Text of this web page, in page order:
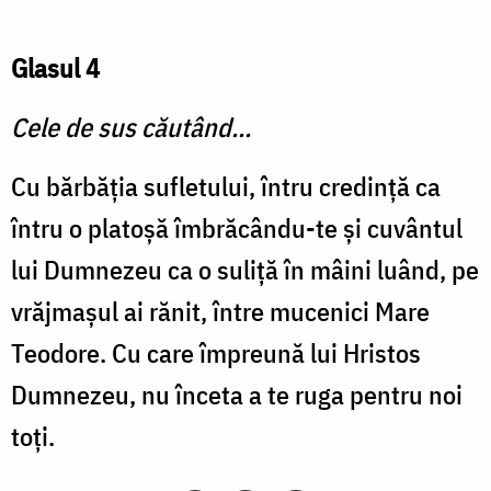
Glasul 4
Cele de sus căutând...
Cu bărbăţia sufletului, întru credinţă ca
întru o platoşă îmbrăcându-te şi cuvântul
lui Dumnezeu ca o suliţă în mâini luând, pe
vrăjmaşul ai rănit, între mucenici Mare
Teodore. Cu care împreună lui Hristos
Dumnezeu, nu înceta a te ruga pentru noi
toţi.